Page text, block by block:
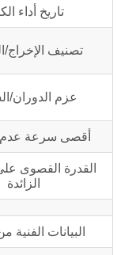
تاريخ أداء
تصنيف الإخراج/
عزم الدوران/
أقصى سرعة عدم
القدرة القصوى
الزائدة
البيانات الفنية